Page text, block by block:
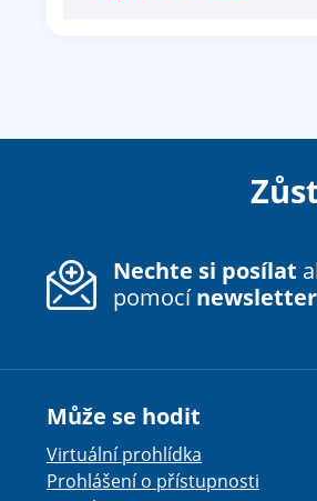
Nechte si posílat
pomocí
Může se hodit
Virtuální prohlídka
Prohlášení o přístupnosti